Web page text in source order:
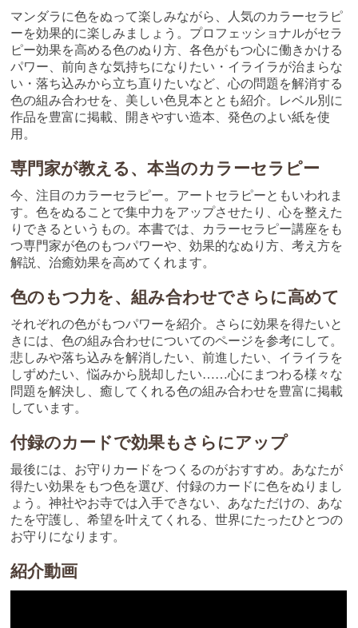
マンダラに色をぬって楽しみながら、人気のカラーセラピ
ーを効果的に楽しみましょう。プロフェッショナルがセラ
ピー効果を高める色のぬり方、各色がもつ心に働きかける
パワー、前向きな気持ちになりたい・イライラが治まらな
い・落ち込みから立ち直りたいなど、心の問題を解消する
色の組み合わせを、美しい色見本ととも紹介。レベル別に
作品を豊富に掲載、開きやすい造本、発色のよい紙を使
用。
専門家が教える、本当のカラーセラピー
今、注目のカラーセラピー。アートセラピーともいわれま
す。色をぬることで集中力をアップさせたり、心を整えた
りできるというもの。本書では、カラーセラピー講座をも
つ専門家が色のもつパワーや、効果的なぬり方、考え方を
解説、治癒効果を高めてくれます。
色のもつ力を、組み合わせでさらに高めて
それぞれの色がもつパワーを紹介。さらに効果を得たいと
きには、色の組み合わせについてのページを参考にして。
悲しみや落ち込みを解消したい、前進したい、イライラを
しずめたい、悩みから脱却したい……心にまつわる様々な
問題を解決し、癒してくれる色の組み合わせを豊富に掲載
しています。
付録のカードで効果もさらにアップ
最後には、お守りカードをつくるのがおすすめ。あなたが
得たい効果をもつ色を選び、付録のカードに色をぬりまし
ょう。神社やお寺では入手できない、あなただけの、あな
たを守護し、希望を叶えてくれる、世界にたったひとつの
お守りになります。
紹介動画